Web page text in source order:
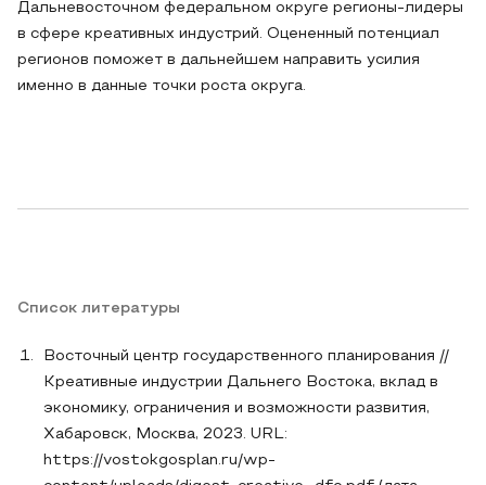
Дальневосточном федеральном округе регионы-лидеры
в сфере креативных индустрий. Оцененный потенциал
регионов поможет в дальнейшем направить усилия
именно в данные точки роста округа.
Список литературы
Восточный центр государственного планирования //
Креативные индустрии Дальнего Востока, вклад в
экономику, ограничения и возможности развития,
Хабаровск, Москва, 2023. URL:
https://vostokgosplan.ru/wp-